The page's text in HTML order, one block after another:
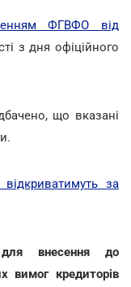
ФГВФО від
з дня офіційного
що вказані
відкриватимуть за
внесення до
вимог кредиторів